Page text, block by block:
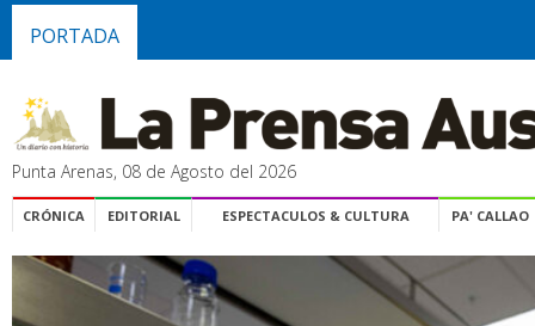
PORTADA
Punta Arenas, 08 de Agosto del 2026
CRÓNICA EDITORIAL ESPECTACULOS & CULTURA PA' CALLAO